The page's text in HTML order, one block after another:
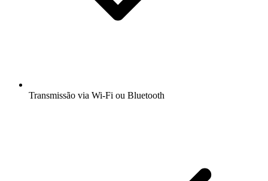
Transmissão via Wi-Fi ou Bluetooth